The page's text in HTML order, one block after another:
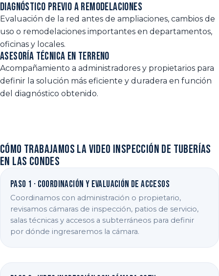
Diagnóstico previo a remodelaciones
Evaluación de la red antes de ampliaciones, cambios de
uso o remodelaciones importantes en departamentos,
oficinas y locales.
Asesoría técnica en terreno
Acompañamiento a administradores y propietarios para
definir la solución más eficiente y duradera en función
del diagnóstico obtenido.
Cómo trabajamos la video inspección de tuberías
en Las Condes
Paso 1 · Coordinación y evaluación de accesos
Coordinamos con administración o propietario,
revisamos cámaras de inspección, patios de servicio,
salas técnicas y accesos a subterráneos para definir
por dónde ingresaremos la cámara.